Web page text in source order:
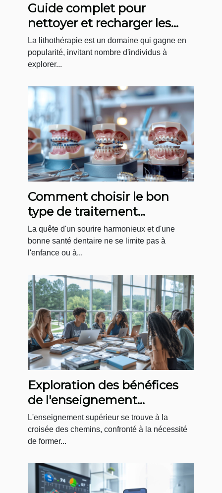
Guide complet pour
nettoyer et recharger les
pierres de bracelets
La lithothérapie est un domaine qui gagne en
popularité, invitant nombre d'individus à
explorer...
Comment choisir le bon
type de traitement
orthodontique pour adultes
La quête d'un sourire harmonieux et d'une
bonne santé dentaire ne se limite pas à
l'enfance ou à...
Exploration des bénéfices
de l'enseignement
supérieur axé sur la
transition résiliente
L'enseignement supérieur se trouve à la
croisée des chemins, confronté à la nécessité
de former...